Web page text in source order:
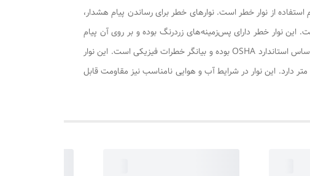
از نوار خطر است. نوارهای خطر برای رساندن پیام هشدار،
نوار خطر دارای پس‌زمینه‌های زردرنگ بوده و بر روی آن پیام
خطر به‌صورت نوشتار( در دو زبان فارسی و انگلیسی) و شکل بارنگ مشکی چاپ ‌شده است. ترکیب رنگ به‌ کاررفته در این نوار بر اساس استاندارد OSHA بوده و بیانگر خطرات فیزیکی است. این نوار
خطر عرضی برابر ۷ سانتیمتر دارد و پیام‌های روی آن به‌خوبی قابل‌رؤیت است. نوار خطر پیچیده شده به دور این رول طولی برابر ۶۰ متر دارد. این نوار در شرایط آب و هوایی نامناسب نیز مقاومت قابل